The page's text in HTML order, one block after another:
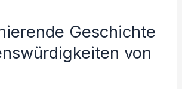
Geschichte
von